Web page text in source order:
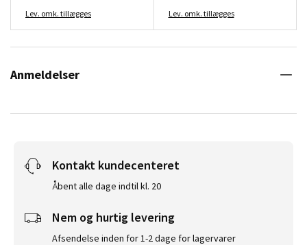
Lev. omk. tillægges Lev. omk. tillægges
Anmeldelser
Kontakt kundecenteret
Åbent alle dage indtil kl. 20
Nem og hurtig levering
Afsendelse inden for 1-2 dage for lagervarer